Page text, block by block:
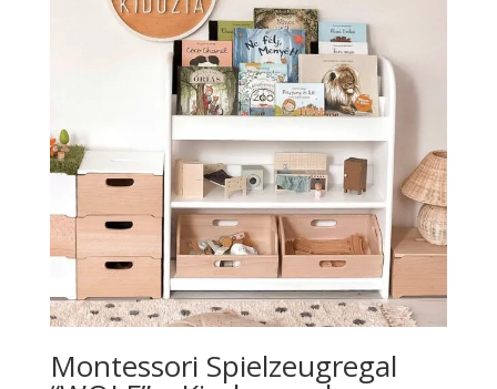
Montessori Spielzeugregal